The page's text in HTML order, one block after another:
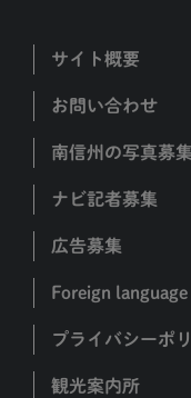
サイト概要
お問い合わせ
南信州の写真募集
ナビ記者募集
広告募集
Foreign language
プライバシーポ
観光案内所